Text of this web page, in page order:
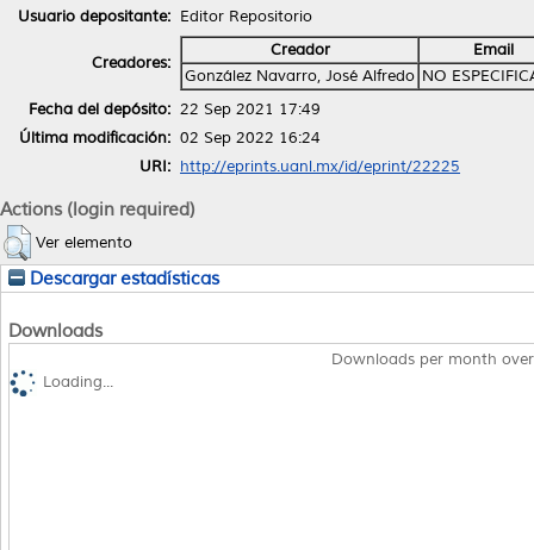
Usuario depositante: Editor Repositorio
Creadores:
Creador
Email
González Navarro, José Alfredo NO
Fecha del depósito: 22 Sep 2021 17:49
Última modificación: 02 Sep 2022 16:24
URI: http://eprints.uanl.mx/id/eprint/22225
Actions (login required)
Ver elemento
Descargar estadísticas
Downloads
Downloads per month
Loading...